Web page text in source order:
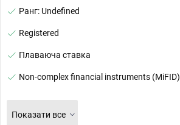
Ранг: Undefined
Registered
Плаваюча ставка
Non-complex financial instruments (MiFID)
Показати все